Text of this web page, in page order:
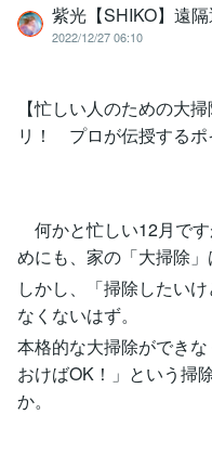
紫光【SHIKO】遠
2022/12/27 06:10
【忙しい人のための大
リ！ プロが伝授するポ
何かと忙しい12月で
めにも、家の「大掃除」
しかし、「掃除したい
なくないはず。
本格的な大掃除ができ
おけばOK！」という掃
か。